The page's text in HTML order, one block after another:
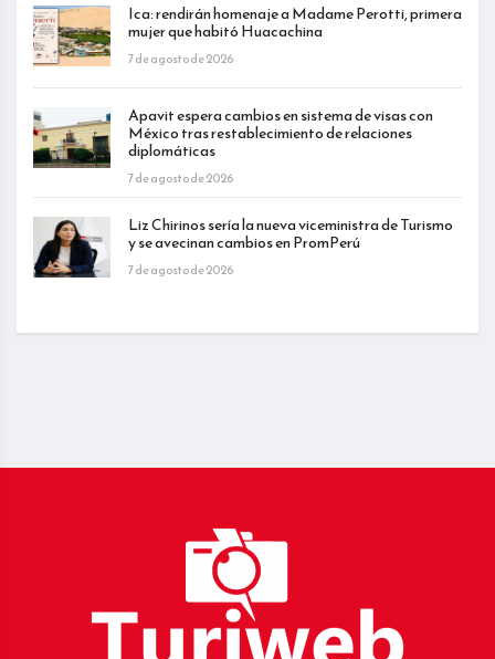
Ica: rendirán homenaje a Madame Perotti, primera
mujer que habitó Huacachina
7 de agosto de 2026
Apavit espera cambios en sistema de visas con
México tras restablecimiento de relaciones
diplomáticas
7 de agosto de 2026
Liz Chirinos sería la nueva viceministra de Turismo
y se avecinan cambios en PromPerú
7 de agosto de 2026